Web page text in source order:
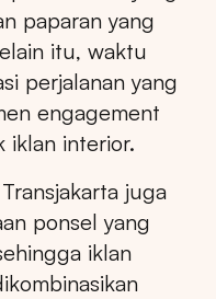
paparan yang
itu, waktu
perjalanan yang
engagement
iklan interior.
juga
ponsel yang
iklan